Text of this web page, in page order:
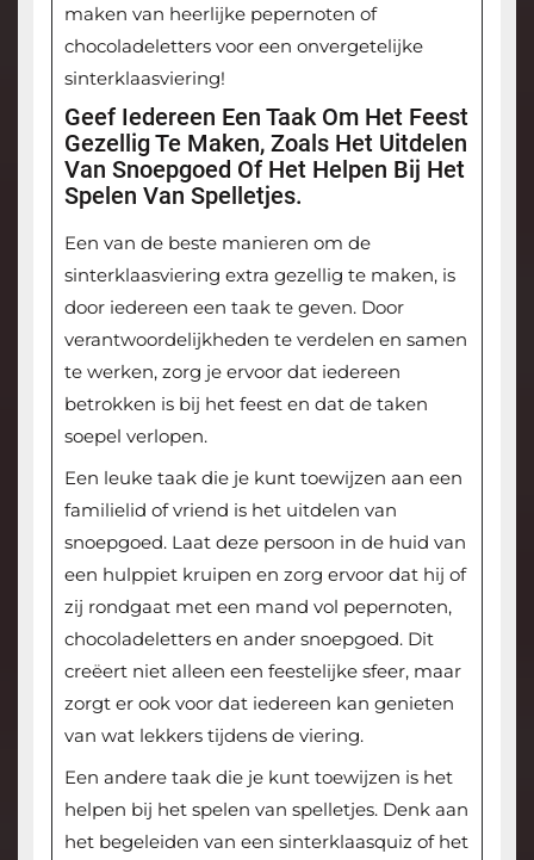
maken van heerlijke pepernoten of
chocoladeletters voor een onvergetelijke
sinterklaasviering!
Geef Iedereen Een Taak Om Het Feest
Gezellig Te Maken, Zoals Het Uitdelen
Van Snoepgoed Of Het Helpen Bij Het
Spelen Van Spelletjes.
Een van de beste manieren om de
sinterklaasviering extra gezellig te maken, is
door iedereen een taak te geven. Door
verantwoordelijkheden te verdelen en samen
te werken, zorg je ervoor dat iedereen
betrokken is bij het feest en dat de taken
soepel verlopen.
Een leuke taak die je kunt toewijzen aan een
familielid of vriend is het uitdelen van
snoepgoed. Laat deze persoon in de huid van
een hulppiet kruipen en zorg ervoor dat hij of
zij rondgaat met een mand vol pepernoten,
chocoladeletters en ander snoepgoed. Dit
creëert niet alleen een feestelijke sfeer, maar
zorgt er ook voor dat iedereen kan genieten
van wat lekkers tijdens de viering.
Een andere taak die je kunt toewijzen is het
helpen bij het spelen van spelletjes. Denk aan
het begeleiden van een sinterklaasquiz of het